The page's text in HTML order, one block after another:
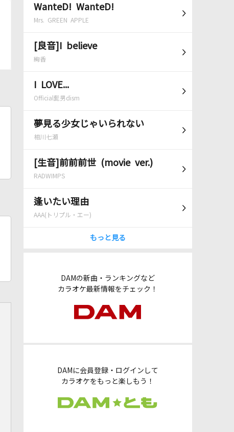
WanteD! WanteD!
Mrs. GREEN APPLE
[良音]I believe
絢香
I LOVE...
Official髭男dism
夢見る少女じゃいられない
相川七瀬
[生音]前前前世 (movie ver.)
RADWIMPS
逢いたい理由
AAA(トリプル・エー)
もっと見る
DAMの新曲・ランキングなど
カラオケ最新情報をチェック！
DAMに会員登録・ログインして
カラオケをもっと楽しもう！